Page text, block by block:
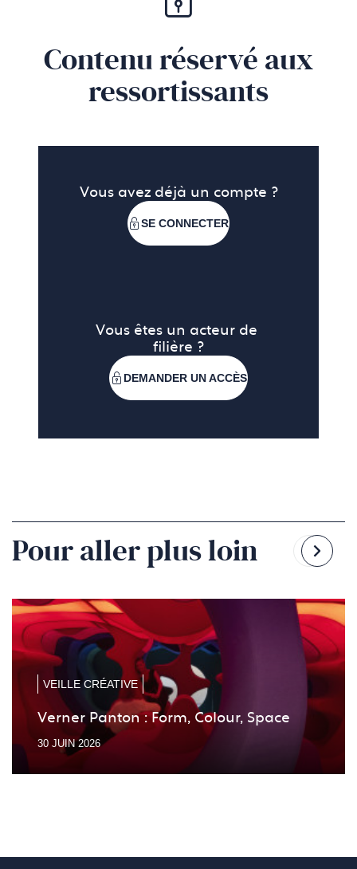
Contenu réservé aux
ressortissants
Vous avez déjà un compte ?
SE CONNECTER
Vous êtes un acteur de
filière ?
DEMANDER UN ACCÈS
Pour aller plus loin
lala
VEILLE CRÉATIVE
Verner Panton : Form, Colour, Space
30 JUIN 2026